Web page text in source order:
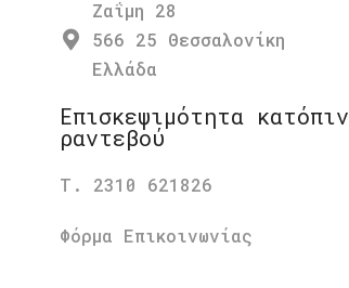
Ζαΐμη 28
566 25 Θεσσαλονίκη
Ελλάδα
Επισκεψιμότητα κατόπιν
ραντεβού
Τ. 2310 621826
Φόρμα Επικοινωνίας